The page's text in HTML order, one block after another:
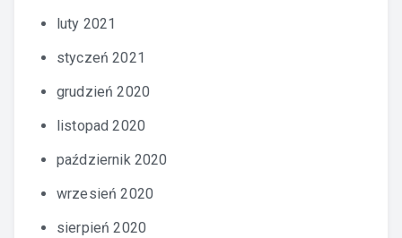
luty 2021
styczeń 2021
grudzień 2020
listopad 2020
październik 2020
wrzesień 2020
sierpień 2020